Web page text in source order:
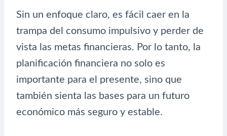
Sin un enfoque claro, es fácil caer en la
trampa del consumo impulsivo y perder de
vista las metas financieras. Por lo tanto, la
planificación financiera no solo es
importante para el presente, sino que
también sienta las bases para un futuro
económico más seguro y estable.